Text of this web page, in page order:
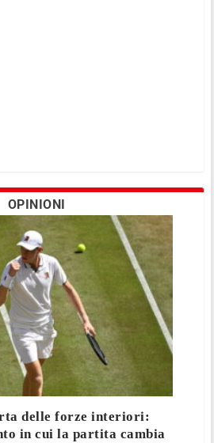
OPINIONI
delle forze interiori:
in cui la partita cambia